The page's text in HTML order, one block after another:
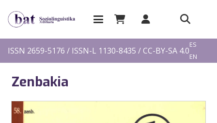
ISSN 2659-5176 / ISSN-L 1130-8435 / CC-BY-SA 4.0
ES
EN
Zenbakia